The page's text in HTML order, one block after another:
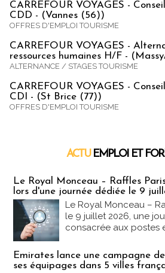
CARREFOUR VOYAGES -
CDD - (Vannes (56))
OFFRES D'EMPLOI TOURISME
CARREFOUR VOYAGES -
ressources humaines H/F -
ALTERNANCE / STAGES TOURISME
CARREFOUR VOYAGES -
CDI - (St Brice (77))
OFFRES D'EMPLOI TOURISME
ACTU EMPLOI ET
Le Royal Monceau – Raffles
lors d'une journée dédiée le 9
Le Royal Monceau –
le 9 juillet 2026, une
consacrée aux postes
Emirates lance une campagne
ses équipages dans 5 villes